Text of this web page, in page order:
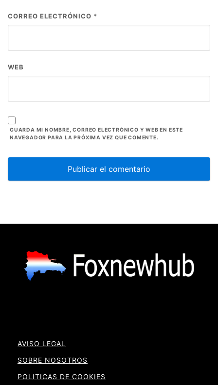
CORREO ELECTRÓNICO *
WEB
GUARDA MI NOMBRE, CORREO ELECTRÓNICO Y WEB EN ESTE
NAVEGADOR PARA LA PRÓXIMA VEZ QUE COMENTE.
AVISO LEGAL
SOBRE NOSOTROS
POLITICAS DE COOKIES